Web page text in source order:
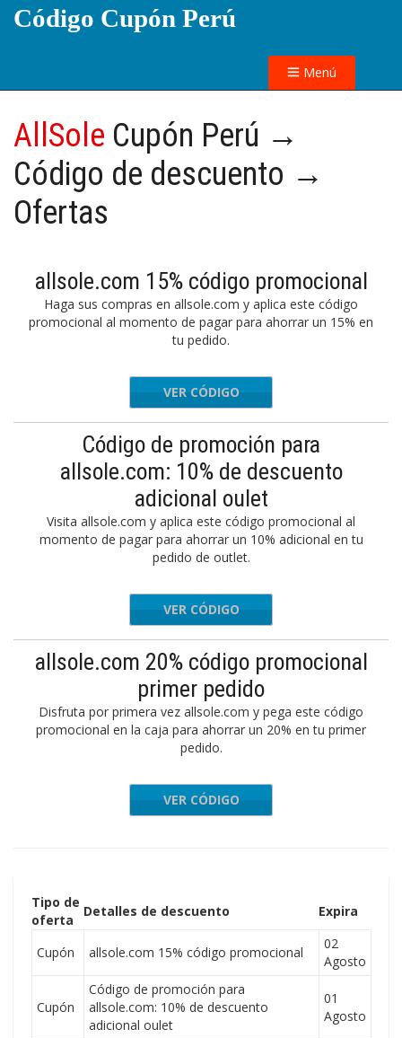
Código Cupón Perú
Menú
AllSole Cupón Perú →
Código de descuento →
Ofertas
allsole.com 15% código promocional
Haga sus compras en allsole.com y aplica este código
promocional al momento de pagar para ahorrar un 15% en
tu pedido.
RVICE15
VER CÓDIGO
Código de promoción para
allsole.com: 10% de descuento
adicional oulet
Visita allsole.com y aplica este código promocional al
momento de pagar para ahorrar un 10% adicional en tu
pedido de outlet.
EXTRA10
VER CÓDIGO
allsole.com 20% código promocional
primer pedido
Disfruta por primera vez allsole.com y pega este código
promocional en la caja para ahorrar un 20% en tu primer
pedido.
NEWAS
VER CÓDIGO
Tipo de
oferta
Detalles de descuento Expira
Cupón allsole.com 15% código promocional
02
Agosto
Cupón
Código de promoción para
allsole.com: 10% de descuento
adicional oulet
01
Agosto